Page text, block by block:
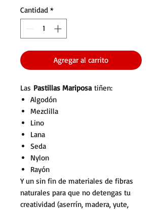
Cantidad *
Agregar al carrito
Las Pastillas Mariposa tiñen:
Algodón
Mezclilla
Lino
Lana
Seda
Nylon
Rayón
Y un sin fin de materiales de fibras
naturales para que no detengas tu
creatividad (aserrín, madera, yute,